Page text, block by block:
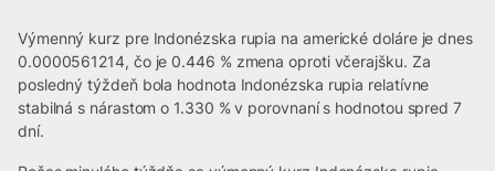
Výmenný kurz pre Indonézska rupia na americké doláre je dnes
0.0000561214, čo je 0.446 % zmena oproti včerajšku. Za
posledný týždeň bola hodnota Indonézska rupia relatívne
stabilná s nárastom o 1.330 % v porovnaní s hodnotou spred 7
dní.